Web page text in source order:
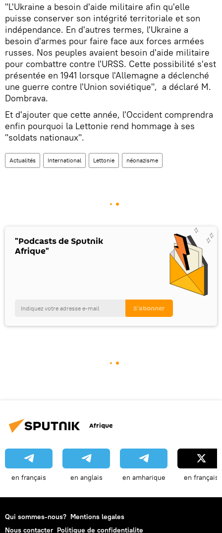
"L'Ukraine a besoin d'aide militaire afin qu'elle
puisse conserver son intégrité territoriale et son
indépendance. En d'autres termes, l'Ukraine a
besoin d'armes pour faire face aux forces armées
russes. Nos peuples avaient besoin d'aide militaire
pour combattre contre l'URSS. Cette possibilité s'est
présentée en 1941 lorsque l'Allemagne a déclenché
une guerre contre l'Union soviétique", a déclaré M.
Dombrava.
Et d'ajouter que cette année, l'Occident comprendra
enfin pourquoi la Lettonie rend hommage à ses
"soldats nationaux".
Actualités International Lettonie néonazisme
"Podcasts de Sputnik
Afrique"
Afrique
en français en anglais en amharique en français
Qui sommes-nous? Mentions legales
Nous contacter Politique de confidentialite